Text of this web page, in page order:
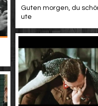
Guten morgen, du
ute